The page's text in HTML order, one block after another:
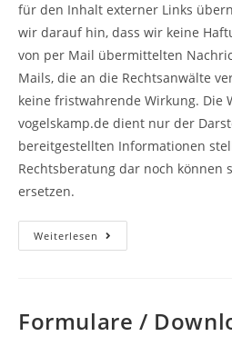
für den Inhalt externer Links
wir darauf hin, dass wir keine
von per Mail übermittelten
Mails, die an die Rechtsanwälte
keine fristwahrende Wirkung. Die
vogelskamp.de dient nur der
bereitgestellten Informationen
Rechtsberatung dar noch können
ersetzen.
Weiterlesen Haftungshinweis
Formulare /